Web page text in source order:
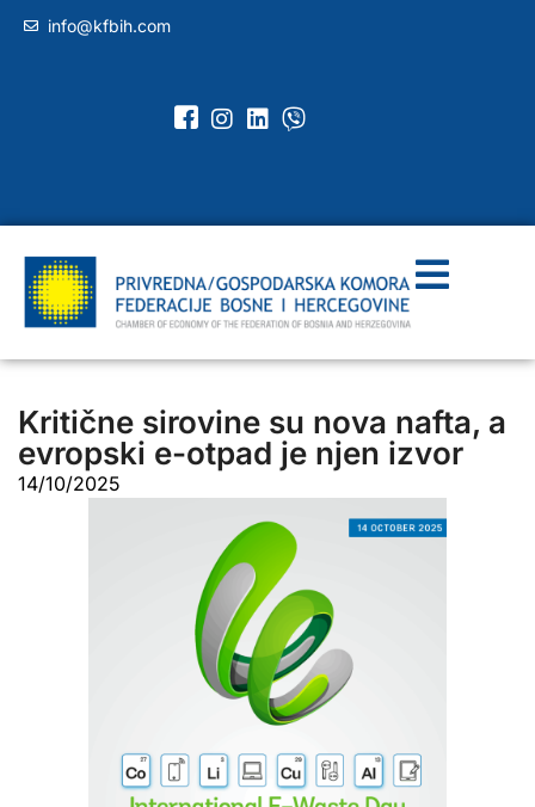
info@kfbih.com
Kritične sirovine su nova nafta, a
evropski e-otpad je njen izvor
14/10/2025